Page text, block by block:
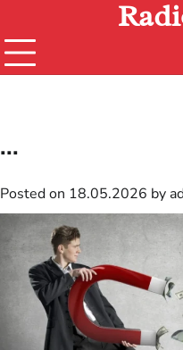
content
...
Posted on 18.05.2026 by